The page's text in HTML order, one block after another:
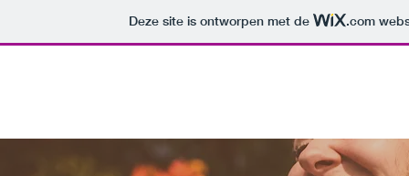
Deze site is ontworpen met de .com